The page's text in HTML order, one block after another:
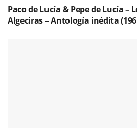
Paco de Lucía & Pepe de Lucía –
Algeciras – Antología inédita